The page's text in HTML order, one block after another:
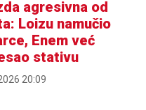
agresivna od
Loizu namučio
Enem već
stativu
20:09